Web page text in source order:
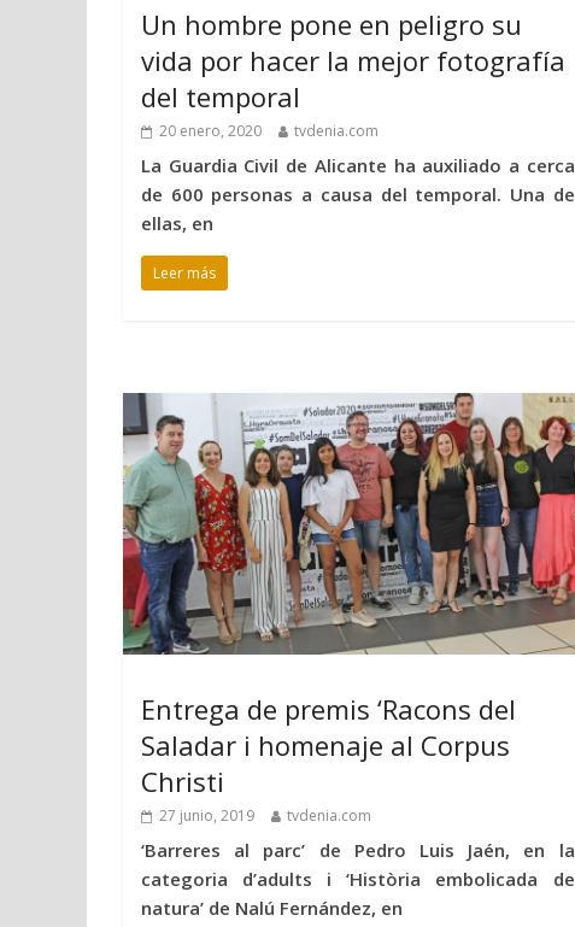
Un hombre pone en peligro su
vida por hacer la mejor fotografía
del temporal
20 enero, 2020 tvdenia.com
La Guardia Civil de Alicante ha auxiliado a cerca
de 600 personas a causa del temporal. Una de
ellas, en
Leer más
Entrega de premis ‘Racons del
Saladar i homenaje al Corpus
Christi
27 junio, 2019 tvdenia.com
‘Barreres al parc’ de Pedro Luis Jaén, en la
categoria d’adults i ‘Història embolicada de
natura’ de Nalú Fernández, en